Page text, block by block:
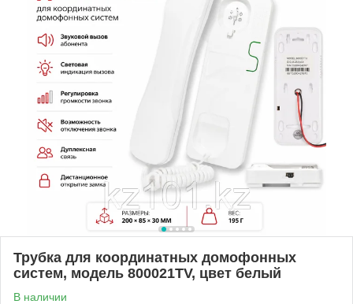
Трубка для координатных домофонных
систем, модель 800021TV, цвет белый
В наличии